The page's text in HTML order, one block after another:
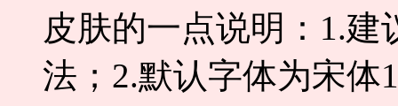
皮肤的一点说明：1.
法；2.默认字体为宋体